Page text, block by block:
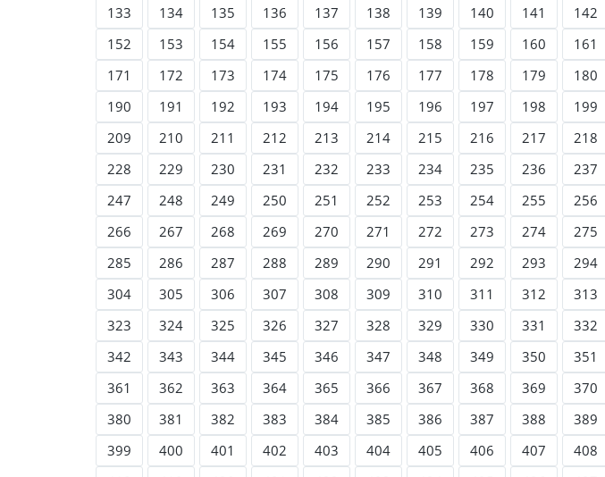
133
134 135 136 137 138 139 140 141 142
152
153 154 155 156 157 158 159 160 161
171
172 173 174 175 176 177 178 179 180
190
191 192 193 194 195 196 197 198 199
209
210 211 212 213 214 215 216 217 218
228
229 230 231 232 233 234 235 236 237
247
248 249 250 251 252 253 254 255 256
266
267 268 269 270 271 272 273 274 275
285
286 287 288 289 290 291 292 293 294
304
305 306 307 308 309 310 311 312 313
323
324 325 326 327 328 329 330 331 332
342
343 344 345 346 347 348 349 350 351
361
362 363 364 365 366 367 368 369 370
380
381 382 383 384 385 386 387 388 389
399
400 401 402 403 404 405 406 407 408